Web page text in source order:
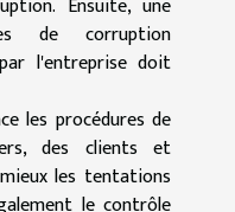
Ensuite, une
de corruption
l'entreprise doit
les procédures de
des clients et
les tentations
le contrôle